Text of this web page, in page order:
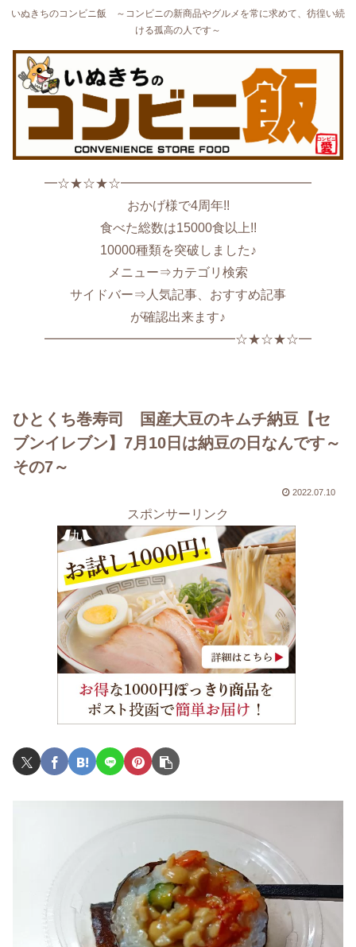
いぬきちのコンビニ飯 ～コンビニの新商品やグルメを常に求めて、彷徨い続
ける孤高の人です～
━☆★☆★☆━━━━━━━━━━━━━━━
おかげ様で4周年!!
食べた総数は15000食以上!!
10000種類を突破しました♪
メニュー⇒カテゴリ検索
サイドバー⇒人気記事、おすすめ記事
が確認出来ます♪
━━━━━━━━━━━━━━━☆★☆★☆━
ひとくち巻寿司 国産大豆のキムチ納豆【セ
ブンイレブン】7月10日は納豆の日なんです～
その7～
2022.07.10
スポンサーリンク